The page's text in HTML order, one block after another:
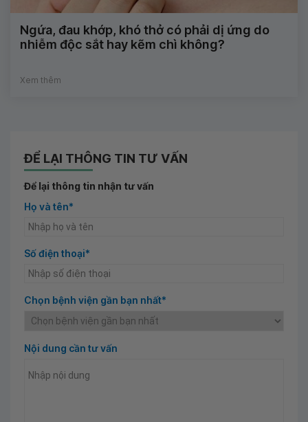
Ngứa, đau khớp, khó thở có phải dị ứng do
nhiễm độc sắt hay kẽm chì không?
Xem thêm
ĐỂ LẠI THÔNG TIN TƯ VẤN
Để lại thông tin nhận tư vấn
Họ và tên*
Số điện thoại*
Chọn bệnh viện gần bạn nhất*
Nội dung cần tư vấn